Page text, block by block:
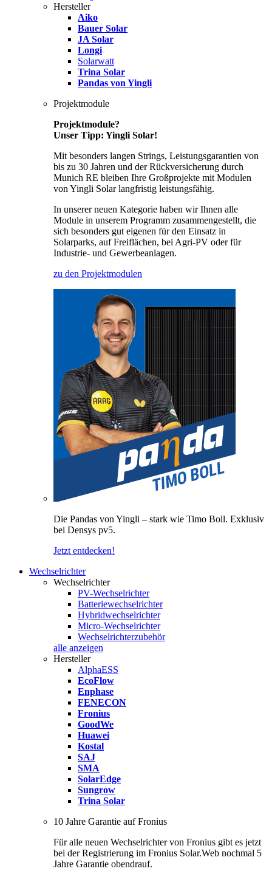
Hersteller
Aiko
Bauer Solar
JA Solar
Longi
Solarwatt
Trina Solar
Pandas von Yingli
Projektmodule
Projektmodule?
Unser Tipp: Yingli Solar!
Mit besonders langen Strings, Leistungsgarantien von
bis zu 30 Jahren und der Rückversicherung durch
Munich RE bleiben Ihre Großprojekte mit Modulen
von Yingli Solar langfristig leistungsfähig.
In unserer neuen Kategorie haben wir Ihnen alle
Module in unserem Programm zusammengestellt, die
sich besonders gut eigenen für den Einsatz in
Solarparks, auf Freiflächen, bei Agri-PV oder für
Industrie- und Gewerbeanlagen.
zu den Projektmodulen
Die Pandas von Yingli – stark wie Timo Boll. Exklusiv
bei Densys pv5.
Jetzt entdecken!
Wechselrichter
Wechselrichter
PV-Wechselrichter
Batteriewechselrichter
Hybridwechselrichter
Micro-Wechselrichter
Wechselrichterzubehör
alle anzeigen
Hersteller
AlphaESS
EcoFlow
Enphase
FENECON
Fronius
GoodWe
Huawei
Kostal
SAJ
SMA
SolarEdge
Sungrow
Trina Solar
10 Jahre Garantie auf Fronius
Für alle neuen Wechselrichter von Fronius gibt es jetzt
bei der Registrierung im Fronius Solar.Web nochmal 5
Jahre Garantie obendrauf.